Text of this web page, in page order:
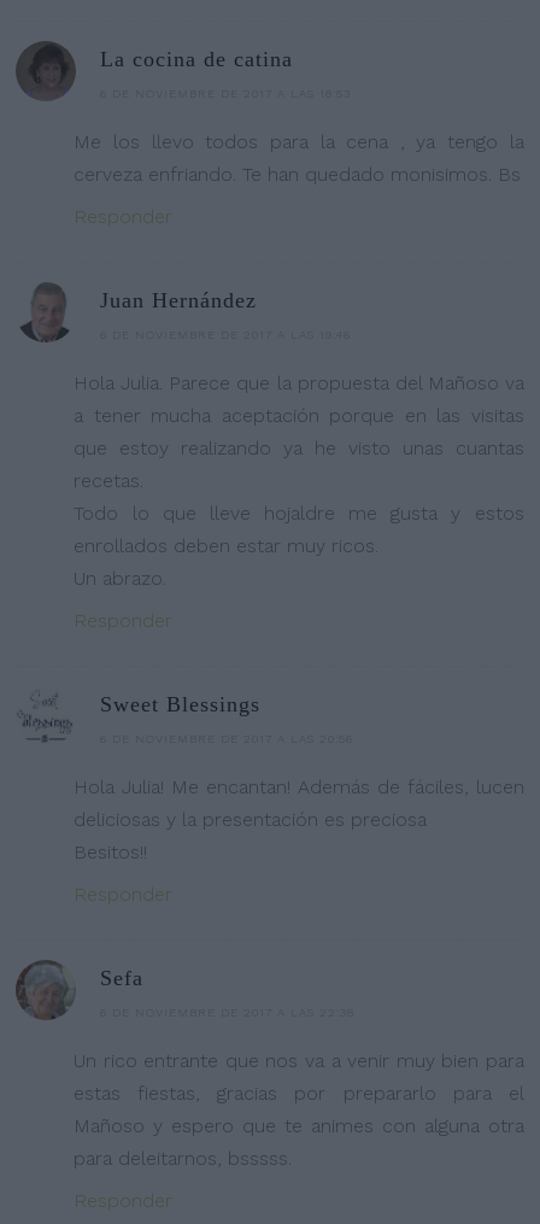
La cocina de catina
Me los llevo todos para la cena , ya tengo la
cerveza enfriando. Te han quedado monisimos. Bs
Responder
Juan Hernández
Hola Julia. Parece que la propuesta del Mañoso va
a tener mucha aceptación porque en las visitas
que estoy realizando ya he visto unas cuantas
recetas.
Todo lo que lleve hojaldre me gusta y estos
enrollados deben estar muy ricos.
Un abrazo.
Responder
Sweet Blessings
Hola Julia! Me encantan! Además de fáciles, lucen
deliciosas y la presentación es preciosa
Besitos!!
Responder
Sefa
Un rico entrante que nos va a venir muy bien para
estas fiestas, gracias por prepararlo para el
Mañoso y espero que te animes con alguna otra
para deleitarnos, bsssss.
Responder